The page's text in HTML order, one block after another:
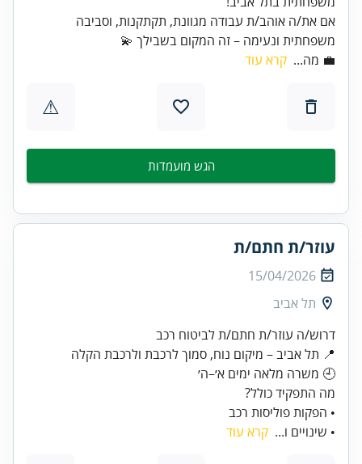
אם את/ה אוהב/ת עבודה מגוונת, תקתקנות, וסביבה
משפחתית ונעימה – זה המקום בשבילך 💫
💼 מה... קרא עוד
⚠
הגש מועמדות
עוזר/ת חתם/ת
15/04/2026
תל אביב
• הפקות פוליסות רכב
• שינויים ו... קרא עוד